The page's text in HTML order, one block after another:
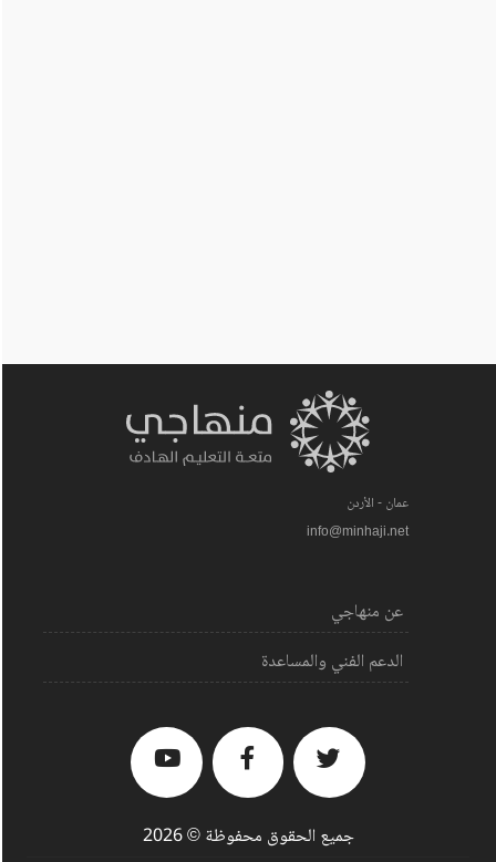
عمان - الأردن
info@minhaji.net
عن منهاجي
الدعم الفني والمساعدة
جميع الحقوق محفوظة © 2026